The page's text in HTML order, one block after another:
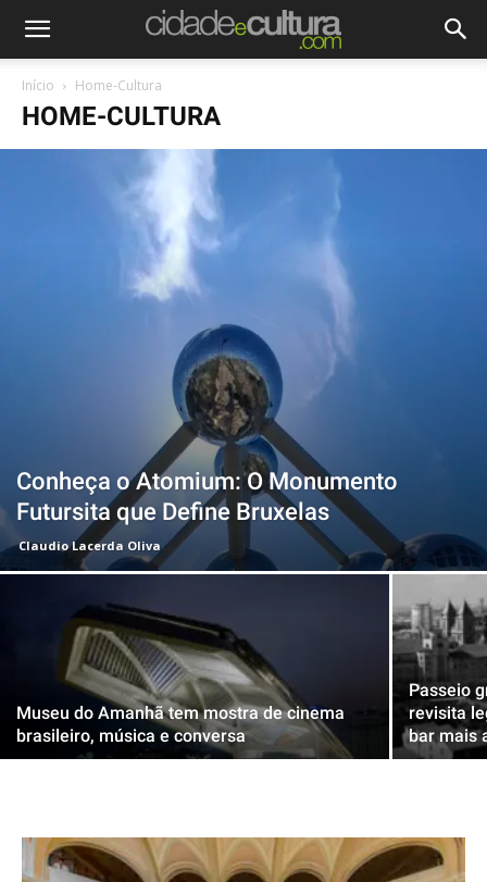
Início Home-Cultura
HOME-CULTURA
Conheça o Atomium: O Monumento
Futursita que Define Bruxelas
Claudio Lacerda Oliva
Museu do Amanhã tem mostra de cinema
brasileiro, música e conversa
Passeio
revisita
bar mais